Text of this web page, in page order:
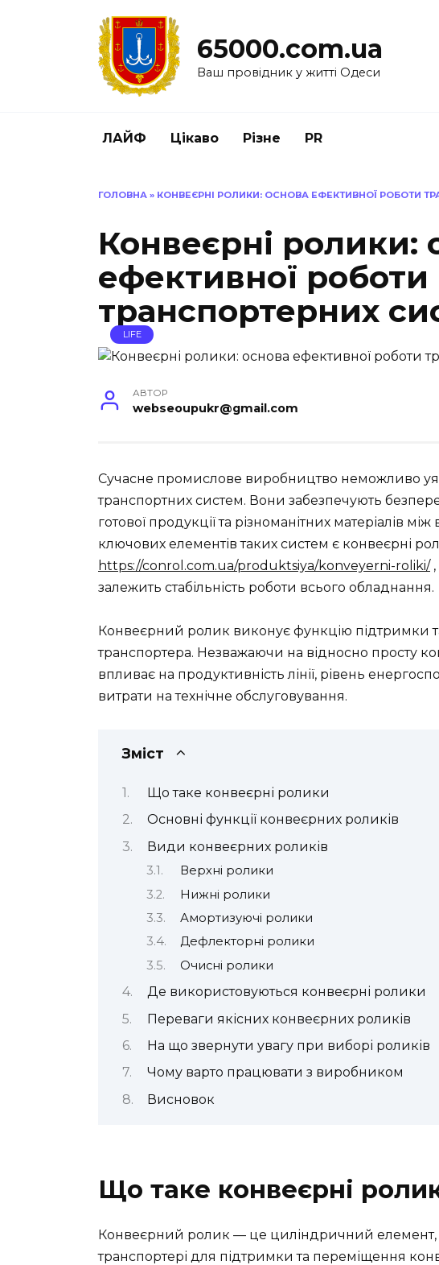
65000.com.ua
Ваш провідник у житті Одеси
ЛАЙФ Цікаво Різне PR
ГОЛОВНА » КОНВЕЄРНІ РОЛИКИ: ОСНОВА ЕФЕКТИВНОЇ РОБОТИ
Конвеєрні ролики:
ефективної роботи
транспортерних
LIFE
АВТОР
webseoupukr@gmail.com
Сучасне промислове виробництво неможливо
транспортних систем. Вони забезпечують
готової продукції та різноманітних матеріалів
ключових елементів таких систем є конвеєрні
https://conrol.com.ua/produktsiya/konveyerni-roliki/,
залежить стабільність роботи всього обладнання.
Конвеєрний ролик виконує функцію підтримки
транспортера. Незважаючи на відносно просту
впливає на продуктивність лінії, рівень
витрати на технічне обслуговування.
Зміст
Що таке конвеєрні ролики
Основні функції конвеєрних роликів
Види конвеєрних роликів
Верхні ролики
Нижні ролики
Амортизуючі ролики
Дефлекторні ролики
Очисні ролики
Де використовуються конвеєрні ролики
Переваги якісних конвеєрних роликів
На що звернути увагу при виборі роликів
Чому варто працювати з виробником
Висновок
Що таке конвеєрні
Конвеєрний ролик — це циліндричний елемент,
транспортері для підтримки та переміщення